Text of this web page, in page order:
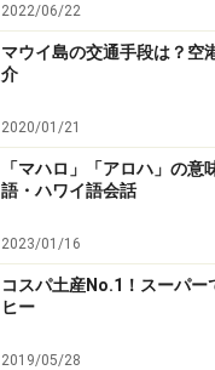
2022/06/22
マウイ島の交通手段は？空
介
2020/01/21
「マハロ」「アロハ」の意
語・ハワイ語会話
2023/01/16
コスパ土産No.1！スーパー
ヒー
2019/05/28